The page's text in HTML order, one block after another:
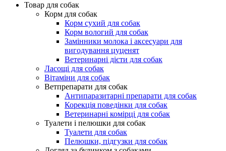
Товар для собак
Корм для собак
Корм сухий для собак
Корм вологий для собак
Замінники молока і аксесуари для
вигодування цуценят
Ветеринарні дієти для собак
Ласощі для собак
Вітаміни для собак
Ветпрепарати для собак
Антипаразитарні препарати для собак
Корекція поведінки для собак
Ветеринарні комірці для собак
Туалети і пелюшки для собак
Туалети для собак
Пелюшки, підгузки для собак